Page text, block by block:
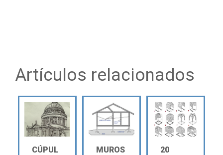
Artículos relacionados
CÚPUL
MUROS
20